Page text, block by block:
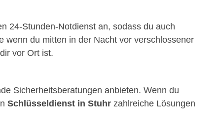
24-Stunden-Notdienst an, sodass du auch
wenn du mitten in der Nacht vor verschlossener
vor Ort ist.
Sicherheitsberatungen anbieten. Wenn du
Schlüsseldienst in Stuhr zahlreiche Lösungen